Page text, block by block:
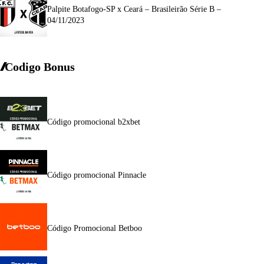
Palpite Botafogo-SP x Ceará – Brasileirão Série B –
04/11/2023
Codigo Bonus
Código promocional b2xbet
Código promocional Pinnacle
Código Promocional Betboo